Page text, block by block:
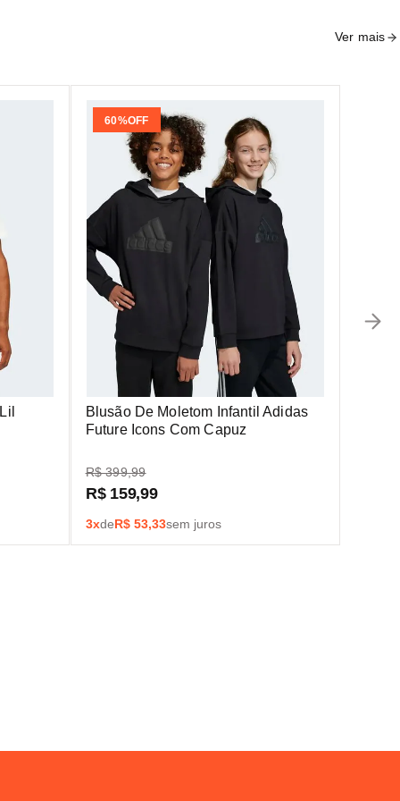
Ver mais
Blusão De Moletom Infantil Adidas
Future Icons Com Capuz
60%OFF
R$ 399,99
R$ 159,99
3xdeR$ 53,33sem juros